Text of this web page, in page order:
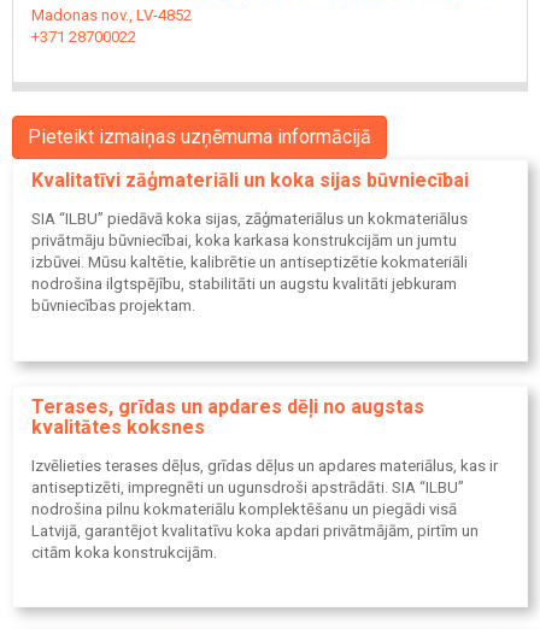
Madonas nov., LV-4852
+371 28700022
Pieteikt izmaiņas uzņēmuma informācijā
Kvalitatīvi zāģmateriāli un koka sijas būvniecībai
SIA “ILBU” piedāvā koka sijas, zāģmateriālus un kokmateriālus
privātmāju būvniecībai, koka karkasa konstrukcijām un jumtu
izbūvei. Mūsu kaltētie, kalibrētie un antiseptizētie kokmateriāli
nodrošina ilgtspējību, stabilitāti un augstu kvalitāti jebkuram
būvniecības projektam.
Terases, grīdas un apdares dēļi no augstas
kvalitātes koksnes
Izvēlieties terases dēļus, grīdas dēļus un apdares materiālus, kas ir
antiseptizēti, impregnēti un ugunsdroši apstrādāti. SIA “ILBU”
nodrošina pilnu kokmateriālu komplektēšanu un piegādi visā
Latvijā, garantējot kvalitatīvu koka apdari privātmājām, pirtīm un
citām koka konstrukcijām.